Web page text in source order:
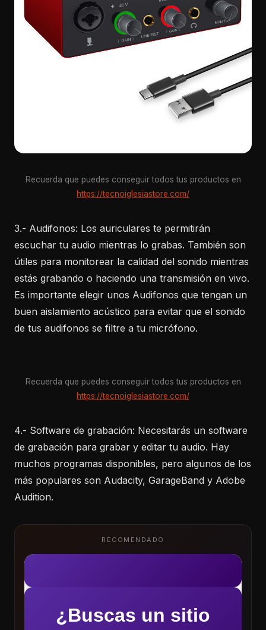
Recuerda que puedes conseguir todos tus productos en
https://tecnoiglesiastore.com/
3.- Audifonos: Los auriculares te permitirán
escuchar tu audio mientras lo grabas. También son
útiles para monitorear la calidad del sonido mientras
estás grabando o haciendo una transmisión en vivo.
Es importante elegir unos Audifonos que tengan un
buen aislamiento acústico para evitar que el sonido
de tus audifonos se filtre a tu micrófono.
Recuerda que puedes conseguir todos tus productos en
https://tecnoiglesiastore.com/
4.- Software de grabación: Necesitarás un software
de grabación para grabar y editar tu audio. Hay
muchos programas disponibles, pero algunos de los
más populares son Audacity, GarageBand y Adobe
Audition.
RECOMENDADO